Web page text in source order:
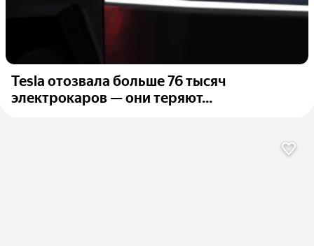
Tesla отозвала больше 76 тысяч
электрокаров — они теряют...